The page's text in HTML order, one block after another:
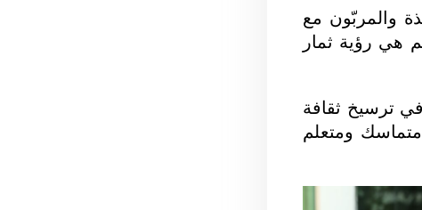
والمربّون مع
هي رؤية ثمار
ترسيخ ثقافة
متماسك ومتعلم